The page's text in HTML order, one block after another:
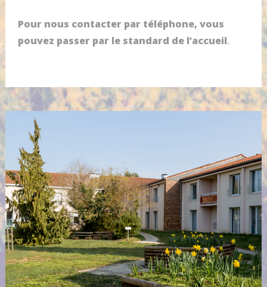
Pour nous contacter par téléphone, vous
pouvez passer par le standard de l’accueil.